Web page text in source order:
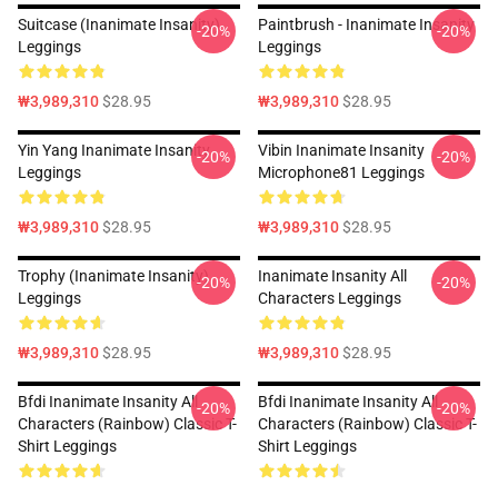
Suitcase (Inanimate Insanity)
Leggings
₩3,989,310$28.95
-20%
Paintbrush - Inanimate Insanity
Leggings
₩3,989,310$28.95
-20%
Yin Yang Inanimate Insanity
Leggings
₩3,989,310$28.95
-20%
Vibin Inanimate Insanity
Microphone81 Leggings
₩3,989,310$28.95
-20%
Trophy (Inanimate Insanity)
Leggings
₩3,989,310$28.95
-20%
Inanimate Insanity All
Characters Leggings
₩3,989,310$28.95
-20%
Bfdi Inanimate Insanity All
Characters (Rainbow) Classic T-
Shirt Leggings
-20%
Bfdi Inanimate Insanity All
Characters (Rainbow) Classic T-
Shirt Leggings
-20%